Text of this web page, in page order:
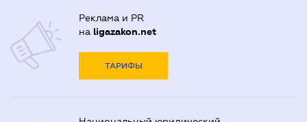
Реклама и PR
на ligazakon.net
ТАРИФЫ